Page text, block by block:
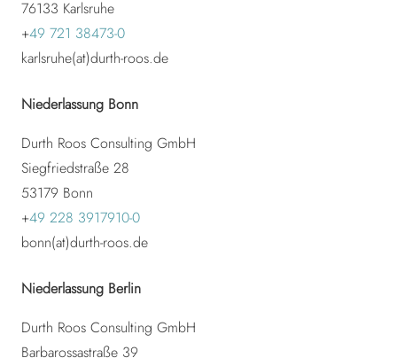
76133 Karlsruhe
+49 721 38473-0
karlsruhe(at)durth-roos.de
Niederlassung Bonn
Durth Roos Consulting GmbH
Siegfriedstraße 28
53179 Bonn
+49 228 3917910-0
bonn(at)durth-roos.de
Niederlassung Berlin
Durth Roos Consulting GmbH
Barbarossastraße 39